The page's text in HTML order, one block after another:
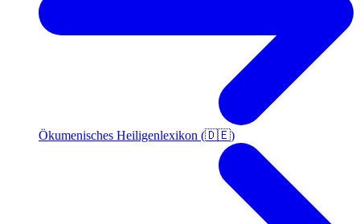
Ökumenisches Heiligenlexikon (🇩🇪)